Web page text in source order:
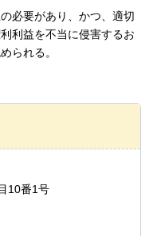
必要があり、かつ、適切
利益を不当に侵害するお
られる。
10番1号